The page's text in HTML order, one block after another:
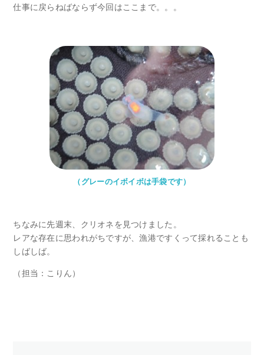
仕事に戻らねばならず今回はここまで。。。
（グレーのイボイボは手袋です）
ちなみに先週末、クリオネを見つけました。
レアな存在に思われがちですが、漁港ですくって採れることも
しばしば。
（担当：こりん）